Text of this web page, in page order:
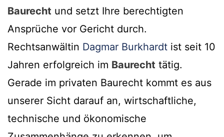
Baurecht und setzt Ihre berechtigten
Ansprüche vor Gericht durch.
Rechtsanwältin Dagmar Burkhardt ist seit 10
Jahren erfolgreich im Baurecht tätig.
Gerade im privaten Baurecht kommt es aus
unserer Sicht darauf an, wirtschaftliche,
technische und ökonomische